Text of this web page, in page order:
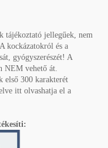
tájékoztató jellegűek, nem
kockázatokról és a
gyógyszerészét! A
NEM vehető át.
első 300 karakterét
itt olvashatja el a